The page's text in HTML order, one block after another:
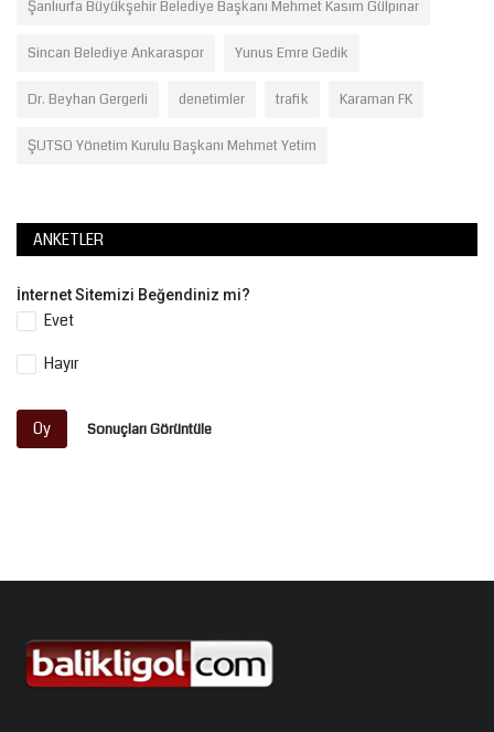
Şanlıurfa Büyükşehir Belediye Başkanı Mehmet Kasım Gülpınar
Sincan Belediye Ankaraspor Yunus Emre Gedik
Dr. Beyhan Gergerli denetimler trafik Karaman FK
ŞUTSO Yönetim Kurulu Başkanı Mehmet Yetim
ANKETLER
İnternet Sitemizi Beğendiniz mi?
Evet
Hayır
Oy Sonuçları Görüntüle